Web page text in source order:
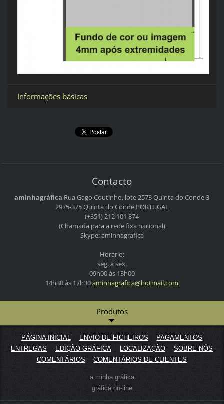
Informações básicas
Contacto
aminhagráfica Rua Gago Coutinho, lote 2573Quinta do Conde 3
2975-375 Quinta do CondePORTUGAL
(+351) 212 101 874
(Chamada para a rede fixa nacional)
Skype: aminhagrafica
Horário:
seg. a sex.
09h00 às 13h00
14h30 às 17h30aminhagrafica@hotmail.com
Produtos
PÁGINA INICIAL ENVIO DE FICHEIROS
PAGAMENTOS
ENTREGAS
EDIÇÃO GRÁFICA LOCALIZAÇÃO
SOBRE NÓS
COMENTÁRIOS
COMENTÁRIOS DE CLIENTES
a minha gráfica
gráfica on-line